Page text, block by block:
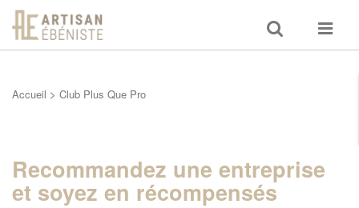
Toggle
search
Toggle
Accueil > Club Plus Que Pro
Recommandez une entreprise
et soyez en récompensés